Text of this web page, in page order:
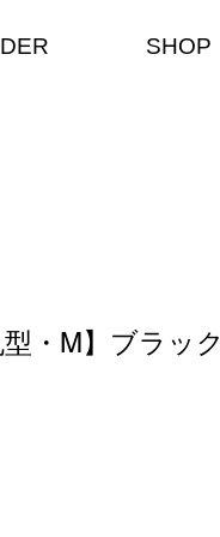
SHOP
・M】ブラック